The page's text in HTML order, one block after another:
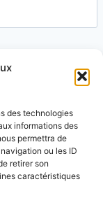
des technologies
informations des
permettra de
ou les ID
retirer son
caractéristiques
indésirables.
de vos